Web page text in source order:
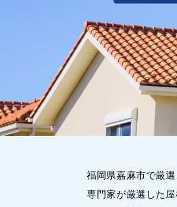
福岡県嘉麻市で厳
専門家が厳選した